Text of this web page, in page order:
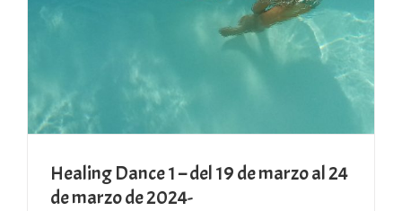
Healing Dance 1 – del 19 de marzo al 24
de marzo de 2024-